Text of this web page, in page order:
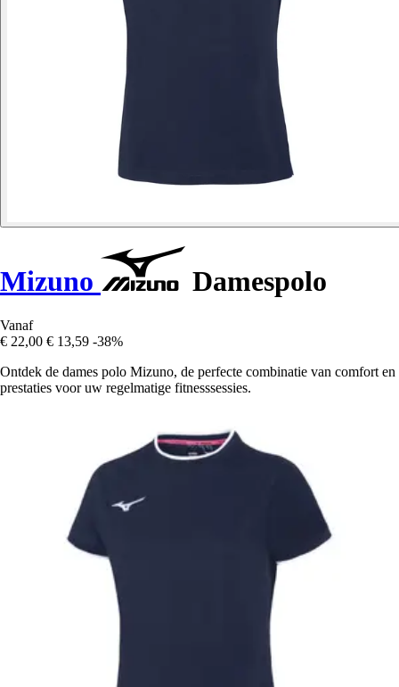
Mizuno Damespolo
Vanaf
€ 22,00 € 13,59 -38%
Ontdek de dames polo Mizuno, de perfecte combinatie van comfort en
prestaties voor uw regelmatige fitnesssessies.